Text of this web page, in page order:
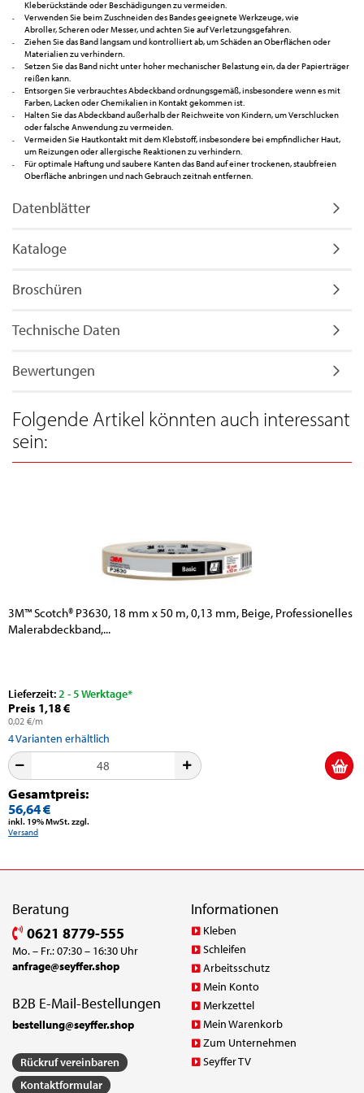
Kleberückstände oder Beschädigungen zu vermeiden.
Verwenden Sie beim Zuschneiden des Bandes geeignete Werkzeuge, wie
Abroller, Scheren oder Messer, und achten Sie auf Verletzungsgefahren.
Ziehen Sie das Band langsam und kontrolliert ab, um Schäden an Oberflächen oder
Materialien zu verhindern.
Setzen Sie das Band nicht unter hoher mechanischer Belastung ein, da der Papierträger
reißen kann.
Entsorgen Sie verbrauchtes Abdeckband ordnungsgemäß, insbesondere wenn es mit
Farben, Lacken oder Chemikalien in Kontakt gekommen ist.
Halten Sie das Abdeckband außerhalb der Reichweite von Kindern, um Verschlucken
oder falsche Anwendung zu vermeiden.
Vermeiden Sie Hautkontakt mit dem Klebstoff, insbesondere bei empfindlicher Haut,
um Reizungen oder allergische Reaktionen zu verhindern.
Für optimale Haftung und saubere Kanten das Band auf einer trockenen, staubfreien
Oberfläche anbringen und nach Gebrauch zeitnah entfernen.
Datenblätter
Kataloge
Broschüren
Technische Daten
Bewertungen
Folgende Artikel könnten auch interessant
sein:
3M™ Scotch® P3630, 18 mm x 50 m, 0,13 mm, Beige, Professionelles
Malerabdeckband,...
Lieferzeit: 2 - 5 Werktage*
Preis 1,18 €
0,02 €/m
4Varianten erhältlich
Gesamtpreis:
56,64 €
inkl. 19% MwSt. zzgl.
Versand
Beratung
0621 8779-555
Mo. – Fr.: 07:30 – 16:30 Uhr
anfrage@seyffer.shop
B2B E-Mail-Bestellungen
bestellung@seyffer.shop
Rückruf vereinbaren
Kontaktformular
Informationen
Kleben
Schleifen
Arbeitsschutz
Mein Konto
Merkzettel
Mein Warenkorb
Zum Unternehmen
Seyffer TV